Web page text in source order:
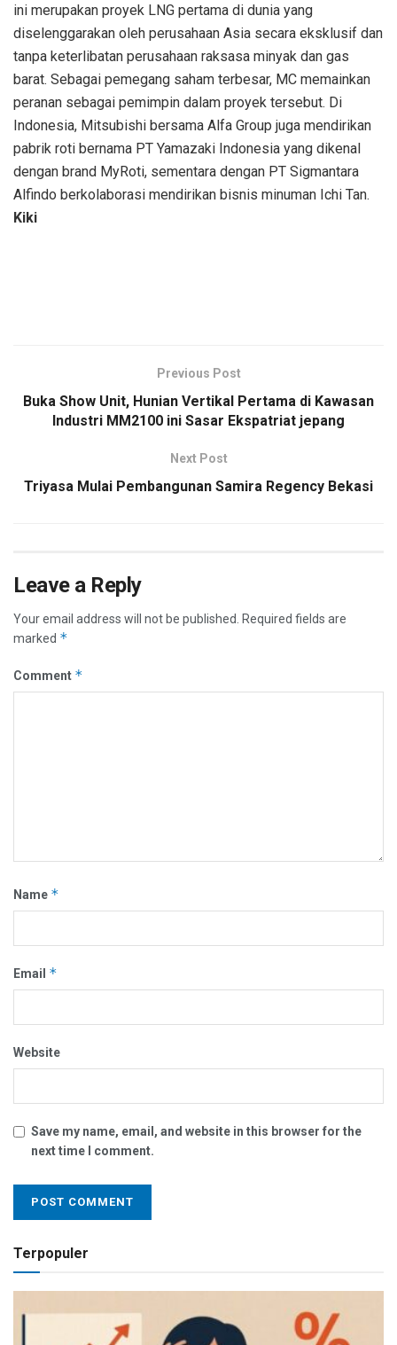
ini merupakan proyek LNG pertama di dunia yang
diselenggarakan oleh perusahaan Asia secara eksklusif dan
tanpa keterlibatan perusahaan raksasa minyak dan gas
barat. Sebagai pemegang saham terbesar, MC memainkan
peranan sebagai pemimpin dalam proyek tersebut. Di
Indonesia, Mitsubishi bersama Alfa Group juga mendirikan
pabrik roti bernama PT Yamazaki Indonesia yang dikenal
dengan brand MyRoti, sementara dengan PT Sigmantara
Alfindo berkolaborasi mendirikan bisnis minuman Ichi Tan.
Kiki
Previous Post
Buka Show Unit, Hunian Vertikal Pertama di Kawasan
Industri MM2100 ini Sasar Ekspatriat jepang
Next Post
Triyasa Mulai Pembangunan Samira Regency Bekasi
Leave a Reply
Your email address will not be published. Required fields are
marked *
Comment *
Name *
Email *
Website
Save my name, email, and website in this browser for the
next time I comment.
Terpopuler